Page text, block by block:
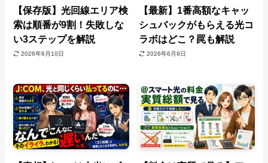
【保存版】光回線エリア検
索は順番が9割！失敗しな
い3ステップを解説
2026年6月10日
【最新】1番高額なキャッ
シュバックがもらえる光コ
ラボはどこ？罠も解説
2026年6月9日